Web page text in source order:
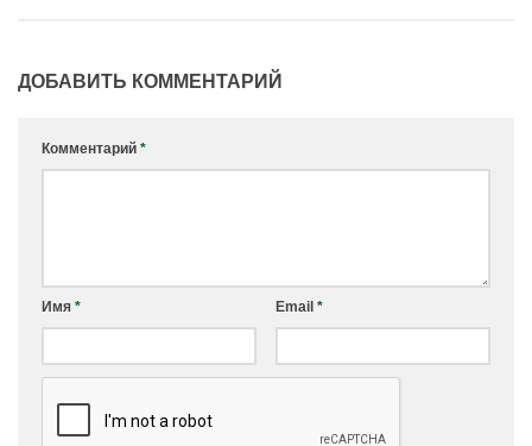
ДОБАВИТЬ КОММЕНТАРИЙ
Комментарий *
Имя * Email *